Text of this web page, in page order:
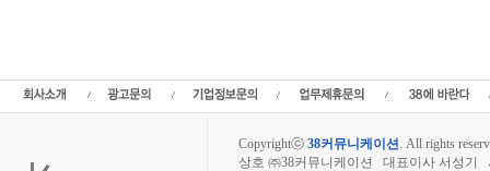
Copyrightⓒ 38커뮤니케이션. All rights
상호 ㈜38커뮤니케이션 대표이사 서성기